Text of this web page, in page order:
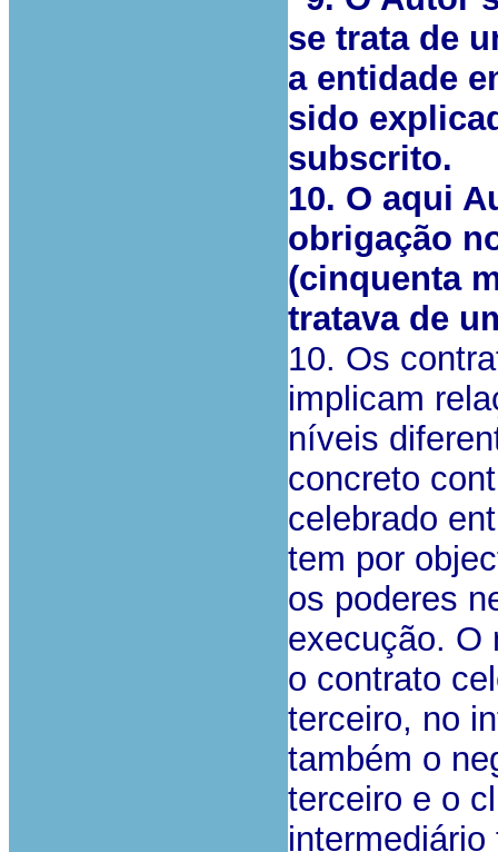
se trata de
a entidade
sido
subscrito.
10. O aqui
obrigação
(cinquenta
tratava de
10. Os
implicam
níveis
concreto
celebrado
tem por
os poderes
execução. O
o contrato
terceiro, no
também o
terceiro e o